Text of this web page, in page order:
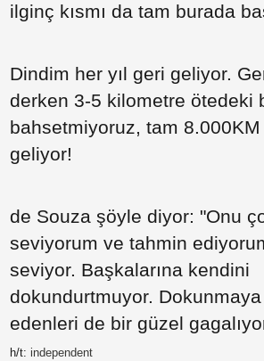
Paylaş
ilginç kısmı da tam burada
Paylaş
Paylaş
Dindim her yıl geri geliyor.
derken 3-5 kilometre ötedeki
bahsetmiyoruz, tam
geliyor!
Paylaş
Paylaş
de Souza şöyle diyor: "Onu
seviyorum ve tahmin
seviyor. Başkalarına kendini
dokundurtmuyor.
edenleri de bir güzel
h/t:independent